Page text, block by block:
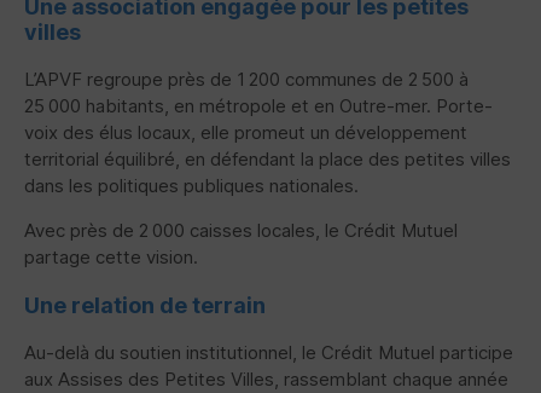
Une association engagée pour les petites
villes
L’APVF regroupe près de 1 200 communes de 2 500 à
25 000 habitants, en métropole et en Outre-mer. Porte-
voix des élus locaux, elle promeut un développement
territorial équilibré, en défendant la place des petites villes
dans les politiques publiques nationales.
Avec près de 2 000 caisses locales, le Crédit Mutuel
partage cette vision.
Une relation de terrain
Au-delà du soutien institutionnel, le Crédit Mutuel participe
aux Assises des Petites Villes, rassemblant chaque année